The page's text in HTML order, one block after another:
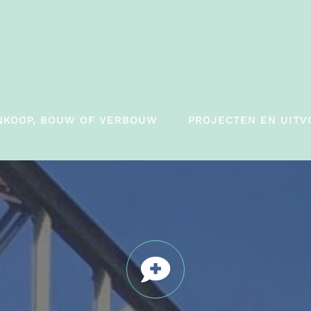
BOUW OF VERBOUW PROJECTEN EN